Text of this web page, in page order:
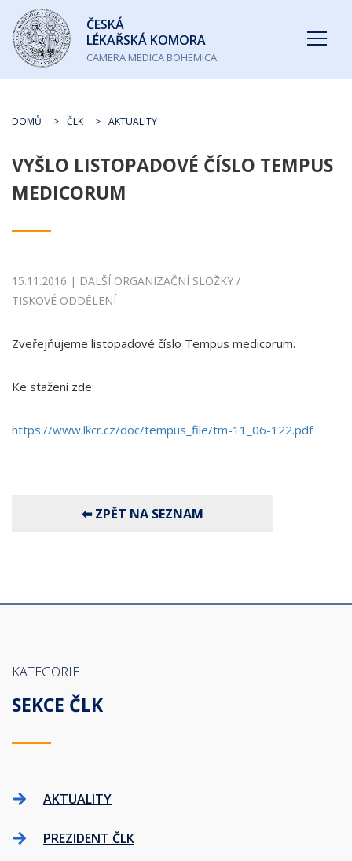
Česká
lékařská
komora
ČESKÁ
LÉKAŘSKÁ KOMORA
CAMERA MEDICA BOHEMICA
DOMŮ ČLK AKTUALITY
VYŠLO LISTOPADOVÉ ČÍSLO TEMPUS
MEDICORUM
15.11.2016 | DALŠÍ ORGANIZAČNÍ SLOŽKY /
TISKOVÉ ODDĚLENÍ
Zveřejňujeme listopadové číslo Tempus medicorum.
Ke stažení zde:
https://www.lkcr.cz/doc/tempus_file/tm-11_06-122.pdf
KATEGORIE
SEKCE ČLK
AKTUALITY
PREZIDENT ČLK